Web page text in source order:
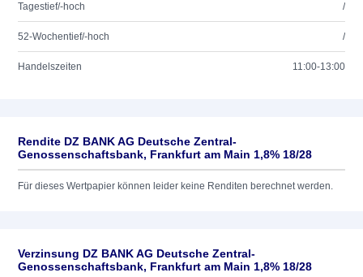
Tagestief/-hoch /
52-Wochentief/-hoch /
Handelszeiten 11:00-13:00
Rendite DZ BANK AG Deutsche Zentral-
Genossenschaftsbank, Frankfurt am Main 1,8% 18/28
Für dieses Wertpapier können leider keine Renditen berechnet werden.
Verzinsung DZ BANK AG Deutsche Zentral-
Genossenschaftsbank, Frankfurt am Main 1,8% 18/28